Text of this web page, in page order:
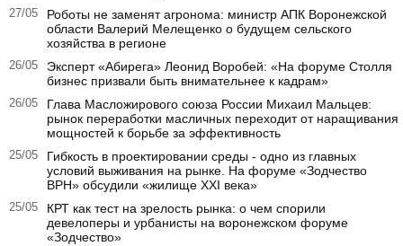
27/05
Роботы не заменят агронома: министр АПК Воронежской
области Валерий Мелещенко о будущем сельского
хозяйства в регионе
26/05
Эксперт «Абирега» Леонид Воробей: «На форуме Столля
бизнес призвали быть внимательнее к кадрам»
26/05
Глава Масложирового союза России Михаил Мальцев:
рынок переработки масличных переходит от наращивания
мощностей к борьбе за эффективность
25/05
Гибкость в проектировании среды - одно из главных
условий выживания на рынке. На форуме «Зодчество
ВРН» обсудили «жилище XXI века»
25/05
КРТ как тест на зрелость рынка: о чем спорили
девелоперы и урбанисты на воронежском форуме
«Зодчество»